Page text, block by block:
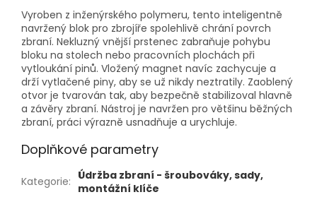
Vyroben z inženýrského polymeru, tento inteligentně
navržený blok pro zbrojíře spolehlivě chrání povrch
zbraní. Nekluzný vnější prstenec zabraňuje pohybu
bloku na stolech nebo pracovních plochách při
vytloukání pinů. Vložený magnet navíc zachycuje a
drží vytlačené piny, aby se už nikdy neztratily. Zaoblený
otvor je tvarován tak, aby bezpečně stabilizoval hlavně
a závěry zbraní. Nástroj je navržen pro většinu běžných
zbraní, práci výrazně usnadňuje a urychluje.
Doplňkové parametry
Kategorie: Údržba zbraní - šroubováky, sady,
montážní klíče